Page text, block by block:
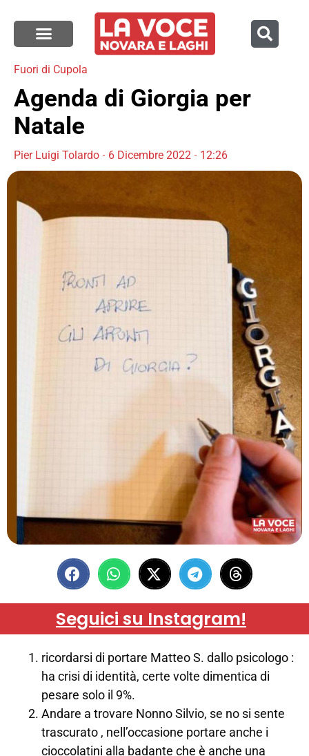
Fuori di Cupola
Agenda di Giorgia per
Natale
Pier Luigi Tolardo 6 Dicembre 2022 12:26
Seguici su Instagram!
ricordarsi di portare Matteo S. dallo psicologo :
ha crisi di identità, certe volte dimentica di
pesare solo il 9%.
Andare a trovare Nonno Silvio, se no si sente
trascurato , nell’occasione portare anche i
cioccolatini alla badante che è anche una